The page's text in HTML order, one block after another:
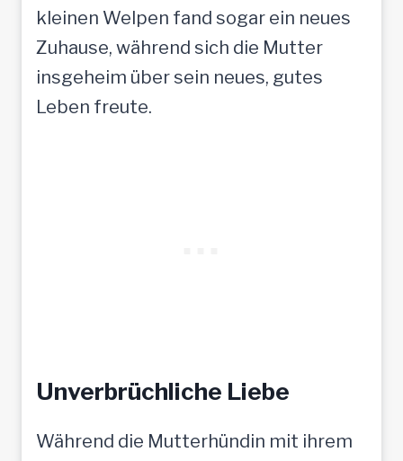
kleinen Welpen fand sogar ein neues
Zuhause, während sich die Mutter
insgeheim über sein neues, gutes
Leben freute.
Unverbrüchliche Liebe
Während die Mutterhündin mit ihrem